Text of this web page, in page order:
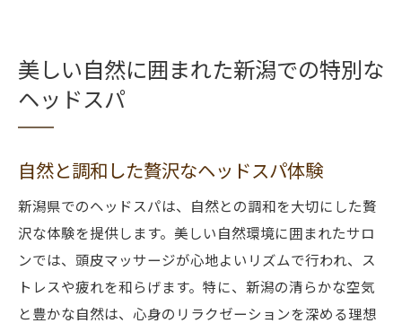
美しい自然に囲まれた新潟での特別な
ヘッドスパ
自然と調和した贅沢なヘッドスパ体験
新潟県でのヘッドスパは、自然との調和を大切にした贅
沢な体験を提供します。美しい自然環境に囲まれたサロ
ンでは、頭皮マッサージが心地よいリズムで行われ、ス
トレスや疲れを和らげます。特に、新潟の清らかな空気
と豊かな自然は、心身のリラクゼーションを深める理想